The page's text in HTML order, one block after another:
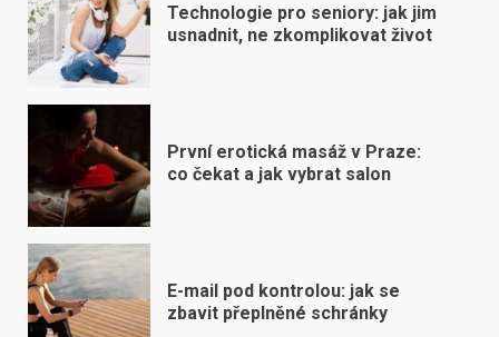
Technologie pro seniory: jak jim
usnadnit, ne zkomplikovat život
První erotická masáž v Praze:
co čekat a jak vybrat salon
E-mail pod kontrolou: jak se
zbavit přeplněné schránky